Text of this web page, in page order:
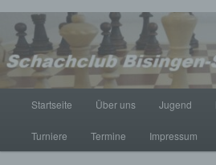
Startseite Über uns Jugend
Turniere Termine Impressum